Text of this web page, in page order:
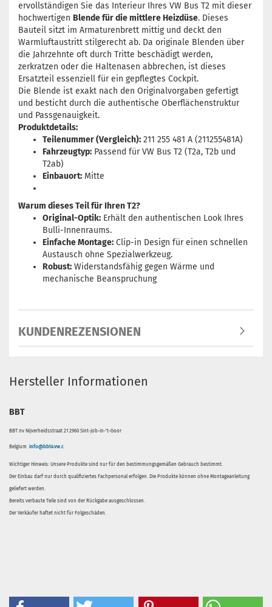
ervollständigen Sie das Interieur Ihres VW Bus T2 mit dieser
hochwertigen Blende für die mittlere Heizdüse. Dieses
Bauteil sitzt im Armaturenbrett mittig und deckt den
Warmluftaustritt stilgerecht ab. Da originale Blenden über
die Jahrzehnte oft durch Tritte beschädigt werden,
zerkratzen oder die Haltenasen abbrechen, ist dieses
Ersatzteil essenziell für ein gepflegtes Cockpit.
Die Blende ist exakt nach den Originalvorgaben gefertigt
und besticht durch die authentische Oberflächenstruktur
und Passgenauigkeit.
Produktdetails:
Teilenummer (Vergleich): 211 255 481 A (211255481A)
Fahrzeugtyp: Passend für VW Bus T2 (T2a, T2b und
T2ab)
Einbauort: Mitte
Warum dieses Teil für Ihren T2?
Original-Optik: Erhält den authentischen Look Ihres
Bulli-Innenraums.
Einfache Montage: Clip-in Design für einen schnellen
Austausch ohne Spezialwerkzeug.
Robust: Widerstandsfähig gegen Wärme und
mechanische Beanspruchung
KUNDENREZENSIONEN
Hersteller Informationen
BBT
BBT nv Nijverheidsstraat 21 2960 Sint-job-in-'t-Goor
Belgium info@bbt4vw.c
Wichtiger Hinweis: Unsere Produkte sind nur für den bestimmungsgemäßen Gebrauch bestimmt.
Der Einbau darf nur durch qualifiziertes Fachpersonal erfolgen. Die Produkte können ohne Montageanleitung
geliefert werden.
Bereits verbaute Teile sind von der Rückgabe ausgeschlossen.
Der Verkäufer haftet nicht für Folgeschäden.